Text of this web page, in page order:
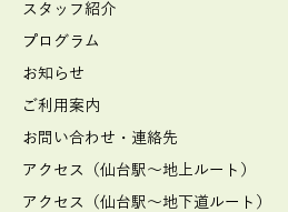
スタッフ紹介
プログラム
お知らせ
ご利用案内
お問い合わせ・連絡先
アクセス（仙台駅～地上ルート）
アクセス（仙台駅～地下道ルート）